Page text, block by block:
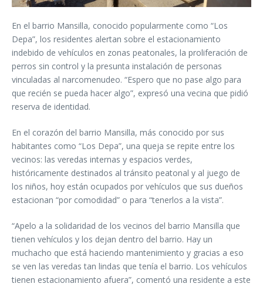
En el barrio Mansilla, conocido popularmente como “Los
Depa”, los residentes alertan sobre el estacionamiento
indebido de vehículos en zonas peatonales, la proliferación de
perros sin control y la presunta instalación de personas
vinculadas al narcomenudeo. “Espero que no pase algo para
que recién se pueda hacer algo”, expresó una vecina que pidió
reserva de identidad.
En el corazón del barrio Mansilla, más conocido por sus
habitantes como “Los Depa”, una queja se repite entre los
vecinos: las veredas internas y espacios verdes,
históricamente destinados al tránsito peatonal y al juego de
los niños, hoy están ocupados por vehículos que sus dueños
estacionan “por comodidad” o para “tenerlos a la vista”.
“Apelo a la solidaridad de los vecinos del barrio Mansilla que
tienen vehículos y los dejan dentro del barrio. Hay un
muchacho que está haciendo mantenimiento y gracias a eso
se ven las veredas tan lindas que tenía el barrio. Los vehículos
tienen estacionamiento afuera”, comentó una residente a este